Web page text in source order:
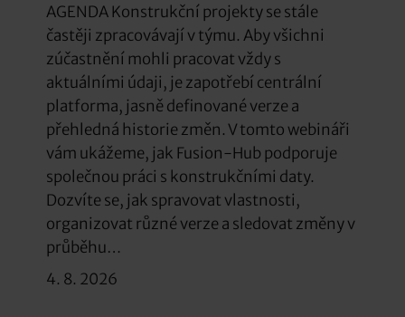
AGENDA Konstrukční projekty se stále
častěji zpracovávají v týmu. Aby všichni
zúčastnění mohli pracovat vždy s
aktuálními údaji, je zapotřebí centrální
platforma, jasně definované verze a
přehledná historie změn. V tomto webináři
vám ukážeme, jak Fusion-Hub podporuje
společnou práci s konstrukčními daty.
Dozvíte se, jak spravovat vlastnosti,
organizovat různé verze a sledovat změny v
průběhu…
4. 8. 2026